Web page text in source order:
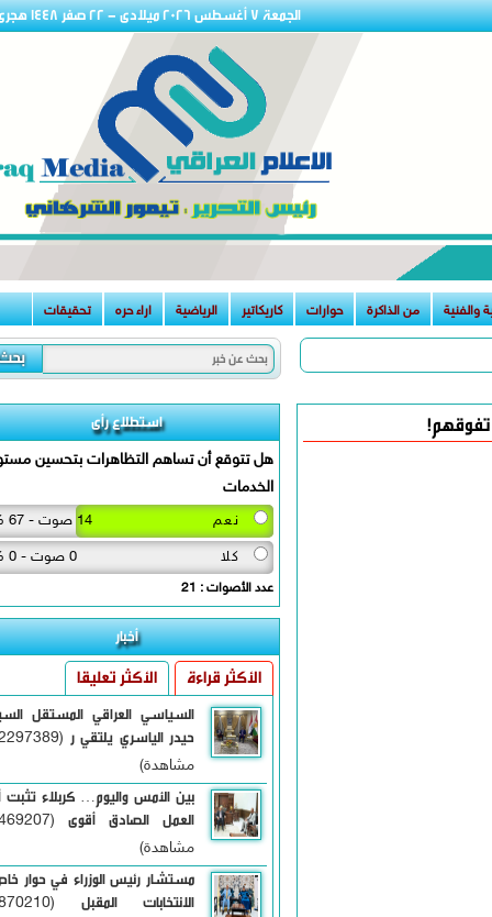
الجمعة 7 أغسطس 2026 ميلادى - 22 صفر 1448 هجرى
من الذاكرة حوارات كاريكاتير الرياضية اراء حره تحقيقات
استطلاع رأى
هل تتوقع أن تساهم التظاهرات بتحسين مستوى
الخدمات
نعم
كلا
عدد الأصوات : 21
أخبار
الأكثر قراءة الأكثر تعليقا
السياسي العراقي المستقل السيد
حيدر الياسري يلتقي ر (12297389
مشاهدة)
بين الأمس واليوم… كربلاء تثبت أن
العمل الصادق أقوى (6469207
مشاهدة)
مستشار رئيس الوزراء في حوار خاص:
الانتخابات المقبل (5870210